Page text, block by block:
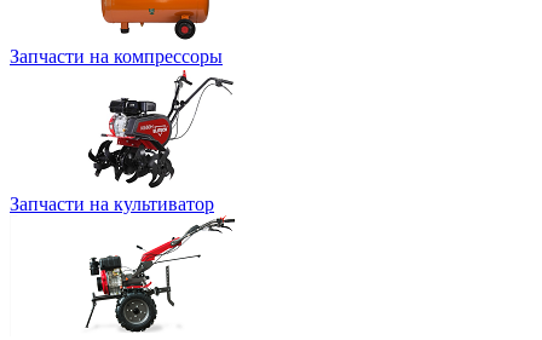
Запчасти на компрессоры
Запчасти на культиватор